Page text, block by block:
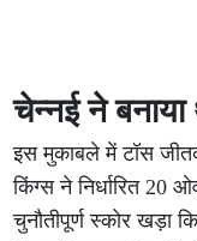
चेन्नई ने बनाया
इस मुकाबले में टॉस
किंग्स ने निर्धारित 20
चुनौतीपूर्ण स्कोर खड़ा